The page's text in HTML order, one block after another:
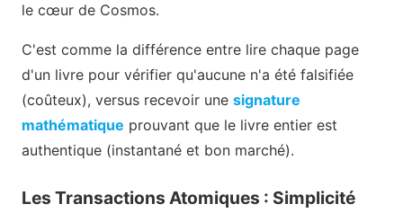
le cœur de Cosmos.
C'est comme la différence entre lire chaque page
d'un livre pour vérifier qu'aucune n'a été falsifiée
(coûteux), versus recevoir une signature
mathématique prouvant que le livre entier est
authentique (instantané et bon marché).
Les Transactions Atomiques : Simplicité